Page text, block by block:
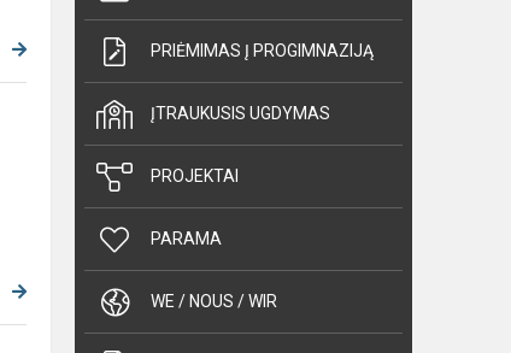
PRIĖMIMAS Į PROGIMNAZIJĄ
ĮTRAUKUSIS UGDYMAS
PROJEKTAI
PARAMA
WE / NOUS / WIR